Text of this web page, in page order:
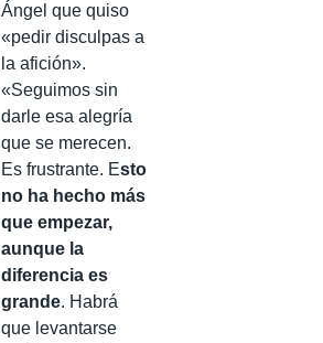
Ángel que quiso
«pedir disculpas a
la afición».
«Seguimos sin
darle esa alegría
que se merecen.
Es frustrante. Esto
no ha hecho más
que empezar,
aunque la
diferencia es
grande. Habrá
que levantarse